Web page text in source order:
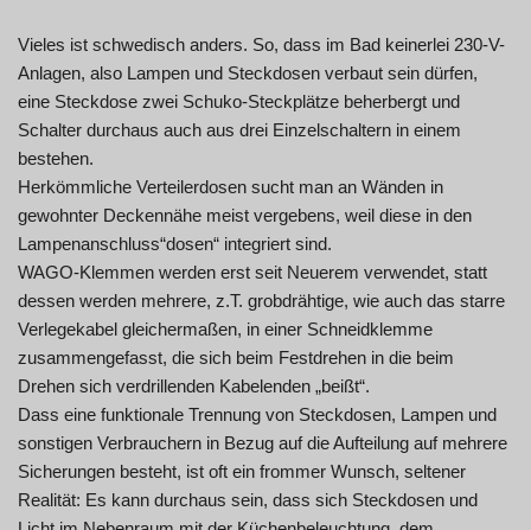
Vieles ist schwedisch anders. So, dass im Bad keinerlei 230-V-
Anlagen, also Lampen und Steckdosen verbaut sein dürfen,
eine Steckdose zwei Schuko-Steckplätze beherbergt und
Schalter durchaus auch aus drei Einzelschaltern in einem
bestehen.
Herkömmliche Verteilerdosen sucht man an Wänden in
gewohnter Deckennähe meist vergebens, weil diese in den
Lampenanschluss“dosen“ integriert sind.
WAGO-Klemmen werden erst seit Neuerem verwendet, statt
dessen werden mehrere, z.T. grobdrähtige, wie auch das starre
Verlegekabel gleichermaßen, in einer Schneidklemme
zusammengefasst, die sich beim Festdrehen in die beim
Drehen sich verdrillenden Kabelenden „beißt“.
Dass eine funktionale Trennung von Steckdosen, Lampen und
sonstigen Verbrauchern in Bezug auf die Aufteilung auf mehrere
Sicherungen besteht, ist oft ein frommer Wunsch, seltener
Realität: Es kann durchaus sein, dass sich Steckdosen und